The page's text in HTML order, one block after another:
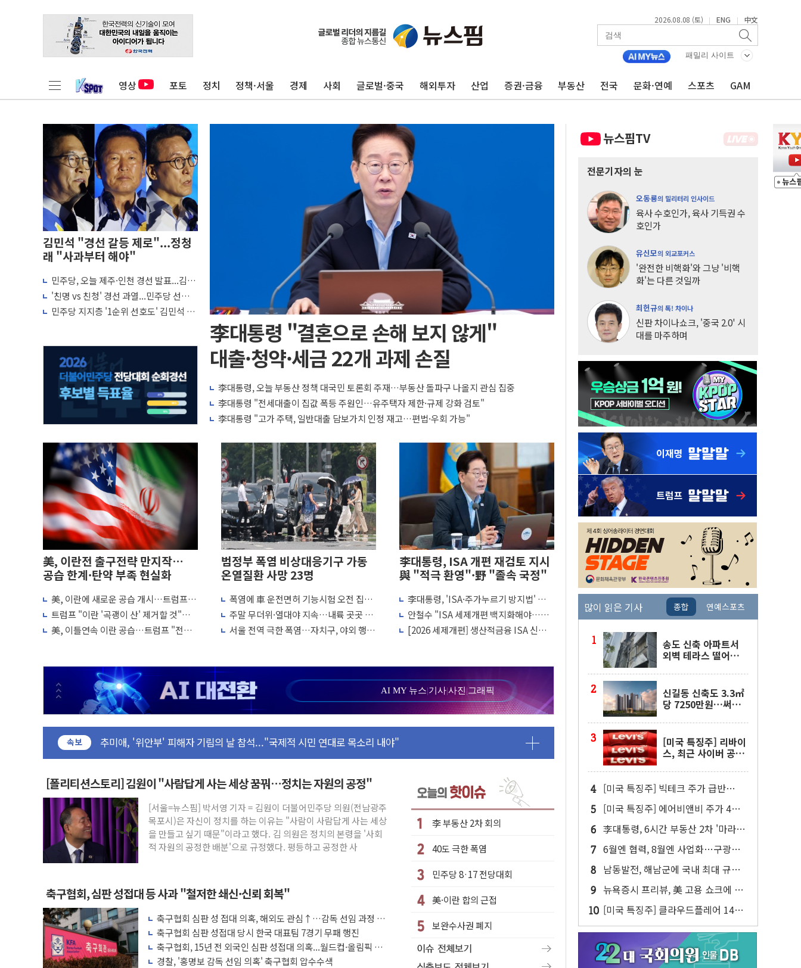
2026.08.08 (토) | ENG | 中文
패밀리 사이트
영상 포토 정치 정책·서울 경제 사회 글로벌·중국 해외투자 산업 증권·금융 부동산 전국 문화·연예 스포츠 GAM
김민석 "경선 갈등 제로"...정청
래 "사과부터 해야"
민주당, 오늘 제주·인천 경선 발표...김민
석 '재역전' vs 정청래 '격차 확대'
'친명 vs 친청' 경선 과열...민주당 선관위
"불법 선거운동·방해행위 엄중 제재"
민주당 지지층 '1순위 선호도' 김민석 vs
李대통령 "결혼으로 손해 보지 않게"
대출·청약·세금 22개 과제 손질
李대통령, 오늘 부동산 정책 대국민 토론회 주재…부동산 돌파구 나올지 관심 집중
李대통령 "전세대출이 집값 폭등 주원인…유주택자 제한·규제 강화 검토"
李대통령 "고가 주택, 일반대출 담보가치 인정 재고…편법·우회 가능"
美, 이란전 출구전략 만지작…
공습 한계·탄약 부족 현실화
美, 이란에 새로운 공습 개시…트럼프
"이제 우리 차례"
트럼프 "이란 '곡괭이 산' 제거할 것"…
미군, 사흘째 이란 야간 공습
美, 이틀연속 이란 공습…트럼프 "전쟁
범정부 폭염 비상대응기구 가동
온열질환 사망 23명
폭염에 車 운전면허 기능시험 오전 집중
편성…체감온도 38도 넘으면 중단
주말 무더위·열대야 지속…내륙 곳곳 소
나기
서울 전역 극한 폭염…자치구, 야외 행사
李대통령, ISA 개편 재검토 지시
與 "적극 환영"·野 "졸속 국정"
李대통령, 'ISA·주가누르기 방지법' 전면
재검토 지시
안철수 "ISA 세제개편 백지화해야…국
민에 '무지성 국장' 강요"
[2026 세제개편] 생산적금융 ISA 신설...
AI MY 뉴스|기사|사진 |그래픽
속보
이번주 국내 주요 금융일정(8.10~8.14)
美, 이란전 출구전략 만지작…공습 한계·탄약 부족 현실화
강릉·동해·삼척 시간당 최대 50㎜ 폭우…강원 동해안 강한 비 어어져
서울 중랑구 주택가서 흉기 난동…60대 남성 2명 숨져
李대통령 "결혼 때문에 손해 보는 일 없게"…'결혼 페널티' 22개 과제 손본다
여수 오동도 인근 해상서 모터보트 전복…1명 사망·1명 실종
추미애, '위안부' 피해자 기림의 날 참석..."국제적 시민 연대로 목소리 내야"
인천 선재도 갯벌서 해루질 중 실종 60대 나흘만에 숨진 채 발견
인천서 말다툼 중 어머니 흉기 살해 10대 아들 체포
'화합' 꺼낸 김민석에 '뻔뻔' 받아친 정청래…제주 연설서 신경전 고조
李대통령, ISA 개편 재검토 지시…與 "적극 환영"·野 "졸속 국정"
동해중부 전 해상 풍랑주의보…10일까지 최대 3.5m 높은 물결
연일 폭염에 온열질환 사망 23명…정부, 비상대응기구 가동
中 전방위 아파트 부양, 수도 베이징도 부동산 규제 철폐
인제 용대리 계곡서 수위 상승으로 피서객 7명 고립…전원 구조
동해시, 11~14일 '별똥별 멍' 운영…페르세우스 유성우 관측
강원 중·남부 동해안 시간당 50mm 이상 폭우…호우경보 발효
청양 밭에서 일하던 90대 숨져…온열질환 여부 조사
폭염에 車 운전면허 기능시험 오전 집중 편성…체감온도 38도 넘으면 중단
[폴리티션스토리] 김원이 "사람답게 사는 세상 꿈꿔…정치는 자원의 공정"
[서울=뉴스핌] 박서영 기자 = 김원이 더불어민주당 의원(전남광주
목포시)은 자신이 정치를 하는 이유는 "사람이 사람답게 사는 세상
을 만들고 싶기 때문"이라고 했다. 김 의원은 정치의 본령을 '사회
적 자원의 공정한 배분'으로 규정했다. 평등하고 공정한 사
축구협회, 심판 성접대 등 사과 "철저한 쇄신·신뢰 회복"
축구협회 심판 성 접대 의혹, 해외도 관심↑…감독 선임 과정 수
사까지 외신 주목
축구협회 심판 성접대 당시 한국 대표팀 7경기 무패 행진
축구협회, 15년 전 외국인 심판 성접대 의혹...월드컵·올림픽 예
선도 포함
경찰, '홍명보 감독 선임 의혹' 축구협회 압수수색
李 부동산 2차 회의
40도 극한 폭염
민주당 8·17 전당대회
美·이란 합의 근접
보완수사권 폐지
뉴스핌TV
전문기자의 눈
오동룡의 밀리터리 인사이드
육사 수호인가, 육사 기득권 수
호인가
유신모의 외교포커스
'완전한 비핵화'와 그냥 '비핵
화'는 다른 것일까
최헌규의 톡! 차이나
신판 차이나쇼크, '중국 2.0' 시
대를 마주하며
많이 읽은 기사 종합 연예스포츠
송도 신축 아파트서
외벽 테라스 떨어
"전수 조사"
신길동 신축도 3.3㎡
당 7250만원…써밋
원대
[미국 특징주] 리바이
스, 최근 사이버 공격
실 공개
[미국 특징주] 빅테크 주가 급반
등...AI 불안 잦아들고 낙관론 되살아
나
[미국 특징주] 에어비앤비 주가 4년
만에 최고...연간 매출 상향에 투자자
반색
李대통령, 6시간 부동산 2차 '마라톤'
회의…"전폭적 공급 확대·속도전 총
력"
6월엔 협력, 8월엔 사업화…구광모·
젠슨 황 두 번째 담판
남동발전, 해남군에 국내 최대 규모
400MW 태양광 착공…여의도 1.6배
규모
뉴욕증시 프리뷰, 美 고용 쇼크에 금
리 인상 우려 후퇴…나스닥 선물 1%
대 상승
[미국 특징주] 클라우드플레어 14%
급등해 신고점...AI 지출 확대에 전망
상향